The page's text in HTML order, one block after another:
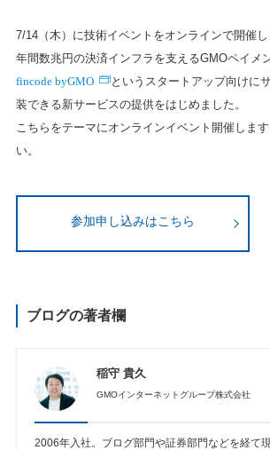
7/14（木）に技術イベントをオンラインで開催し
年間数兆円の決済インフラを支えるGMOペイメ
fincode byGMO
というスタートアップ向けに
装できる新サービスの提供をはじめました。
こちらをテーマにオンラインイベント開催しま
い。
参加申し込みはこちら
ブログの著者欄
稲守 貴久
GMOインターネットグループ株式会社
2006年入社。ブログ部門や証券部門などを経て